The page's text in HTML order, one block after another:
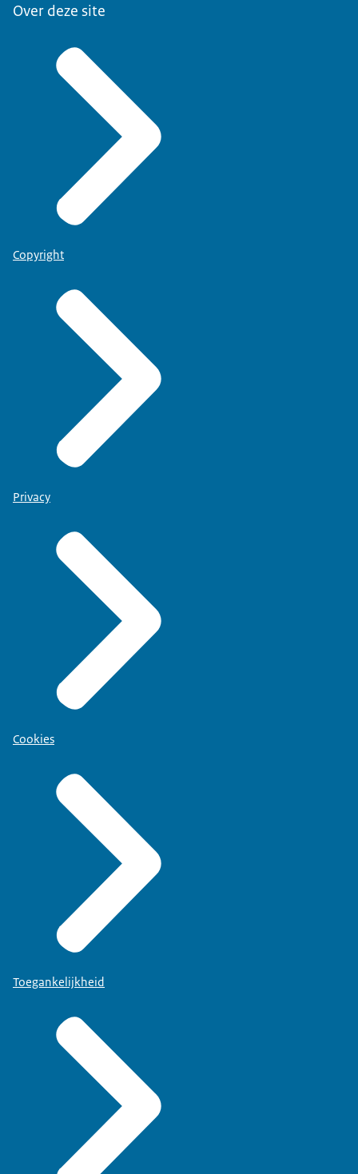
Over deze site
Copyright
Privacy
Cookies
Toegankelijkheid